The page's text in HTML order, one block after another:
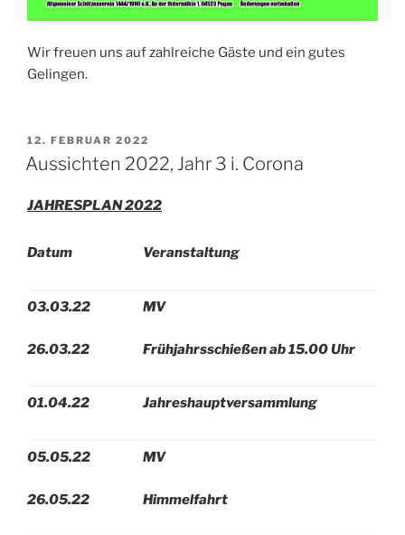
Wir freuen uns auf zahlreiche Gäste und ein gutes
Gelingen.
VERÖFFENTLICHT
AM
12. FEBRUAR 2022
Aussichten 2022, Jahr 3 i. Corona
JAHRESPLAN 2022
Datum Veranstaltung
03.03.22
26.03.22
MV
Frühjahrsschießen ab 15.00 Uhr
01.04.22 Jahreshauptversammlung
05.05.22
26.05.22
MV
Himmelfahrt